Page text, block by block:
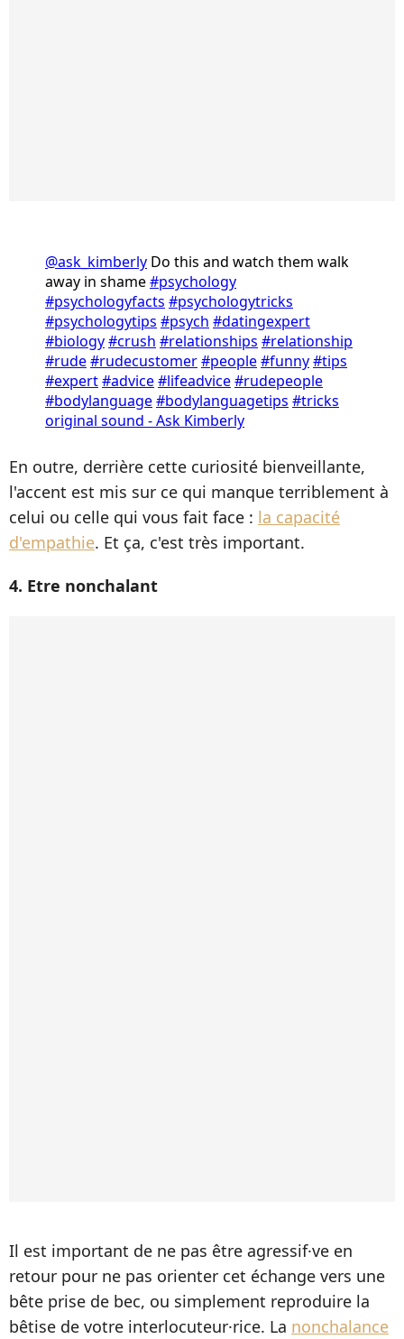
@ask_kimberly Do this and watch them walk
away in shame#psychology
#psychologyfacts #psychologytricks
#psychologytips #psych #datingexpert
#biology#crush #relationships #relationship
#rude#rudecustomer#people#funny#tips
#expert#advice#lifeadvice#rudepeople
#bodylanguage#bodylanguagetips #tricks
original sound - Ask Kimberly
En outre, derrière cette curiosité bienveillante,
l'accent est mis sur ce qui manque terriblement à
celui ou celle qui vous fait face : la capacité
d'empathie. Et ça, c'est très important.
4. Etre nonchalant
Il est important de ne pas être agressif·ve en
retour pour ne pas orienter cet échange vers une
bête prise de bec, ou simplement reproduire la
bêtise de votre interlocuteur·rice. La nonchalance